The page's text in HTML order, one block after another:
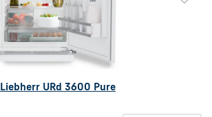
Liebherr URd 3600 Pure